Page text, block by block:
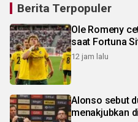
Berita Terpopuler
Ole Romeny
saat Fortuna
12 jam lalu
Alonso sebut
menakjubkan